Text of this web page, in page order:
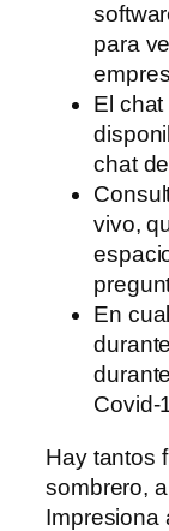
para
El
chat
vivo,
En
Covid-
Hay tantos
sombrero,
Impresiona